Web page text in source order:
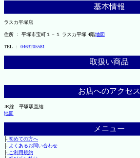
基本情報
ラスカ平塚店
住所 ： 平塚市宝町１－１ ラスカ平塚 4階地図
TEL ： 0463205581
取扱い商品
お店へのアクセス
JR線 平塚駅直結
地図
メニュー
├初めての方へ
├ よくあるお問い合わせ
├ご利用規約